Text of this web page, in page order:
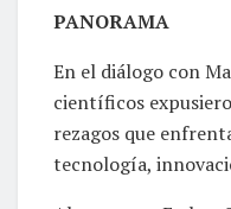
PANORAMA
En el diálogo con
científicos
rezagos que
tecnología,